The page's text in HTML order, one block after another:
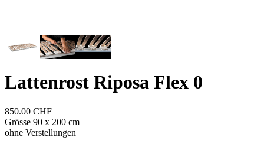
Lattenrost Riposa Flex 0
850.00 CHF
Grösse 90 x 200 cm
ohne Verstellungen